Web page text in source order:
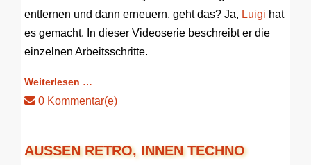
entfernen und dann erneuern, geht das? Ja, Luigi hat
es gemacht. In dieser Videoserie beschreibt er die
einzelnen Arbeitsschritte.
Weiterlesen …
0 Kommentar(e)
AUSSEN RETRO, INNEN TECHNO